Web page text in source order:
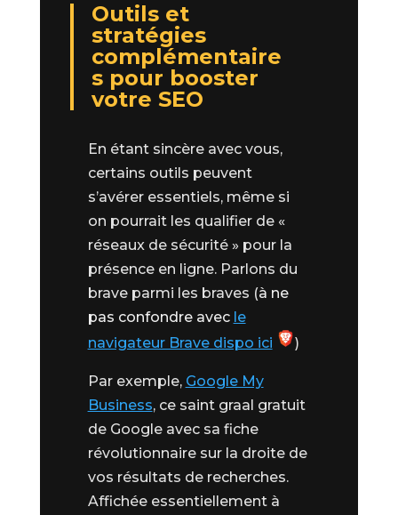
Outils et
stratégies
complémentaire
s pour booster
votre SEO
En étant sincère avec vous,
certains outils peuvent
s’avérer essentiels, même si
on pourrait les qualifier de «
réseaux de sécurité » pour la
présence en ligne. Parlons du
brave parmi les braves (à ne
pas confondre avec le
navigateur Brave dispo ici
)
Par exemple, Google My
Business, ce saint graal gratuit
de Google avec sa fiche
révolutionnaire sur la droite de
vos résultats de recherches.
Affichée essentiellement à